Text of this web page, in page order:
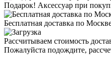
Подарок! Аксессуар при
Бесплатная доставка по
Рассчитываем стоимость
Пожалуйста подождите,